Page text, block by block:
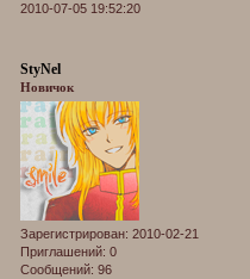
2010-07-05 19:52:20
StyNel
Новичок
Зарегистрирован: 2010-02-21
Приглашений: 0
Сообщений: 96